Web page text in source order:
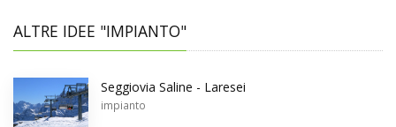
ALTRE IDEE "IMPIANTO"
Seggiovia Saline - Laresei
impianto